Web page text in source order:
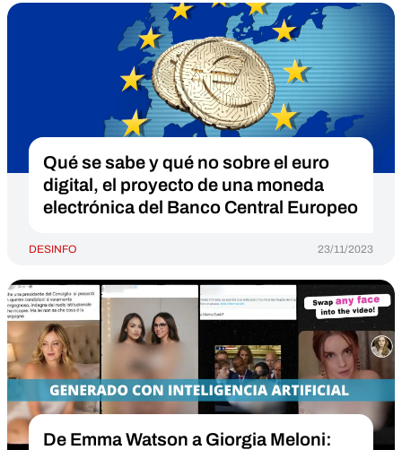
Qué se sabe y qué no sobre el euro
digital, el proyecto de una moneda
electrónica del Banco Central Europeo
DESINFO 23/11/2023
De Emma Watson a Giorgia Meloni: